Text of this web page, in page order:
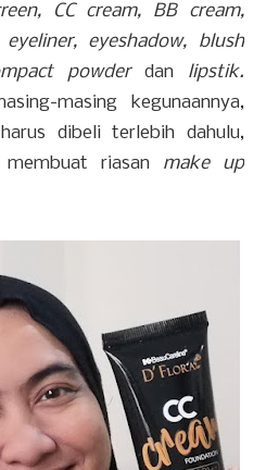
CC cream, BB cream,
eyeshadow, blush
powderdan lipstik.
masing kegunaannya,
dibeli terlebih dahulu,
riasan make up